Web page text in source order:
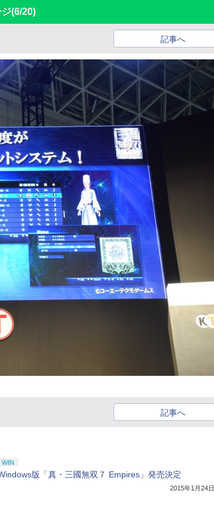
ジ(6/20)
記事へ
記事へ
WIN
版「真・三國無双７ Empires」発売決定
2015年1月24日